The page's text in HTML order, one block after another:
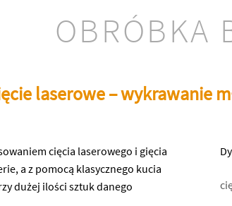
OBRÓBKA
laserowe – wykrawanie
cięcia laserowego i gięcia
a z pomocą klasycznego kucia
dużej ilości sztuk danego